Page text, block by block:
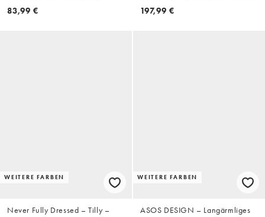
Milchmädchen-Ausschnitt,
83,99 €
Maxikleid in Salbeigrün
197,99 €
WEITERE FARBEN
Never Fully Dressed – Tilly –
WEITERE FARBEN
ASOS DESIGN – Langärmliges